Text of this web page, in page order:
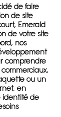
de faire
de site
Emerald
de votre site
nos
comprendre
ou un
en
identité de